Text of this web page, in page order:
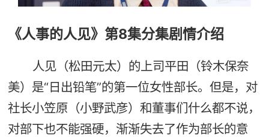
《人事的人见》第8集分集剧情介绍
人见（松田元太）的上司平田（铃木保奈
美）是“日出铅笔”的第一位女性部长。但是，对
社长小笠原（小野武彦）和董事们什么都不说，
对部下也不能强硬，渐渐失去了作为部长的意